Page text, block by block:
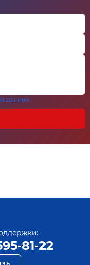
данных
81-22